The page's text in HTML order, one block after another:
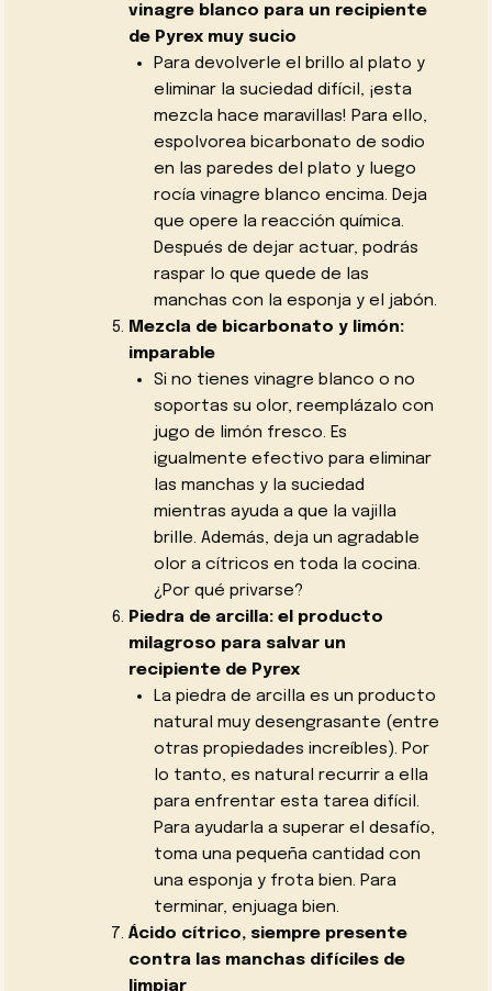
vinagre blanco para un recipiente
de Pyrex muy sucio
Para devolverle el brillo al plato y
eliminar la suciedad difícil, ¡esta
mezcla hace maravillas! Para ello,
espolvorea bicarbonato de sodio
en las paredes del plato y luego
rocía vinagre blanco encima. Deja
que opere la reacción química.
Después de dejar actuar, podrás
raspar lo que quede de las
manchas con la esponja y el jabón.
Mezcla de bicarbonato y limón:
imparable
Si no tienes vinagre blanco o no
soportas su olor, reemplázalo con
jugo de limón fresco. Es
igualmente efectivo para eliminar
las manchas y la suciedad
mientras ayuda a que la vajilla
brille. Además, deja un agradable
olor a cítricos en toda la cocina.
¿Por qué privarse?
Piedra de arcilla: el producto
milagroso para salvar un
recipiente de Pyrex
La piedra de arcilla es un producto
natural muy desengrasante (entre
otras propiedades increíbles). Por
lo tanto, es natural recurrir a ella
para enfrentar esta tarea difícil.
Para ayudarla a superar el desafío,
toma una pequeña cantidad con
una esponja y frota bien. Para
terminar, enjuaga bien.
Ácido cítrico, siempre presente
contra las manchas difíciles de
limpiar